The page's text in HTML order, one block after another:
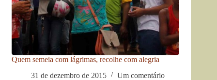
Quem semeia com lágrimas, recolhe com alegria
31 de dezembro de 2015
Um comentário